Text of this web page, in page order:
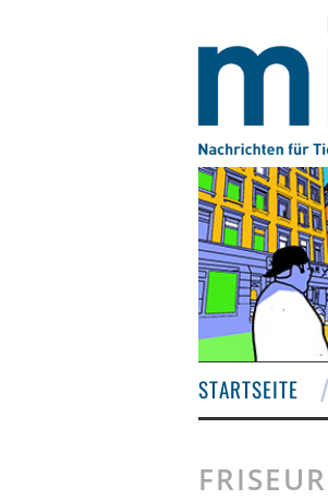
STARTSEITE
FRISEUR